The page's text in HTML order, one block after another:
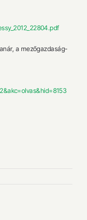
a mezőgazdaság-